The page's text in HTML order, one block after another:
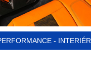
- INTERIÉR